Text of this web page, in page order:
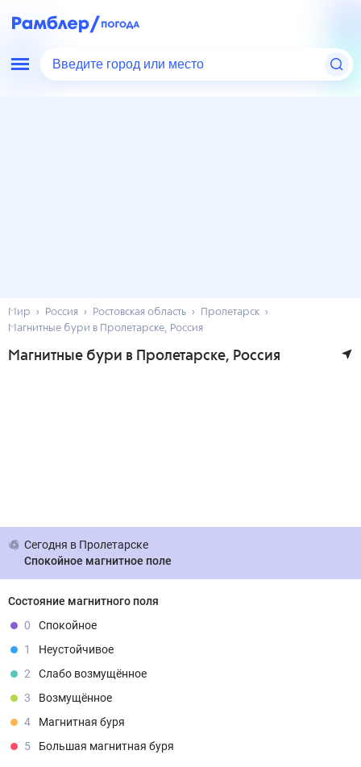
Введите город или место
Мир Россия Ростовская область
Пролетарск
Магнитные бури в Пролетарске, Россия
Магнитные бури в Пролетарске, Россия
Сегодня в Пролетарске
Спокойное магнитное поле
Состояние магнитного поля
0
Спокойное
1
Неустойчивое
2
Слабо возмущённое
3
Возмущённое
4
Магнитная буря
5
Большая магнитная буря